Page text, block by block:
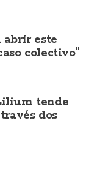
abrir este
colectivo"
tende
dos